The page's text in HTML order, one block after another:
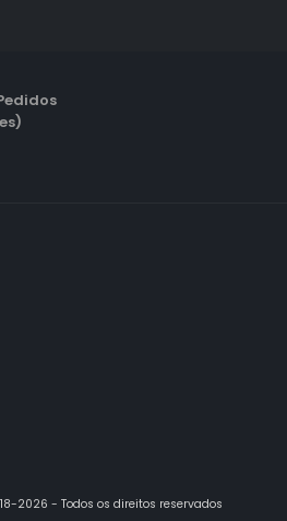
2026 - Todos os direitos reservados